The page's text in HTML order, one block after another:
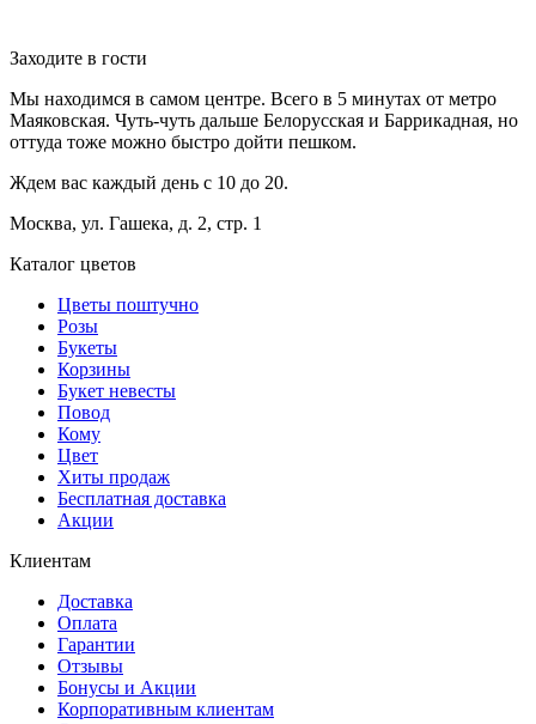
Заходите в гости
Мы находимся в самом центре. Всего в 5 минутах от метро
Маяковская. Чуть-чуть дальше Белорусская и Баррикадная, но
оттуда тоже можно быстро дойти пешком.
Ждем вас каждый день с 10 до 20.
Москва, ул. Гашека, д. 2, стр. 1
Каталог цветов
Цветы поштучно
Розы
Букеты
Корзины
Букет невесты
Повод
Кому
Цвет
Хиты продаж
Бесплатная доставка
Акции
Клиентам
Доставка
Оплата
Гарантии
Отзывы
Бонусы и Акции
Корпоративным клиентам